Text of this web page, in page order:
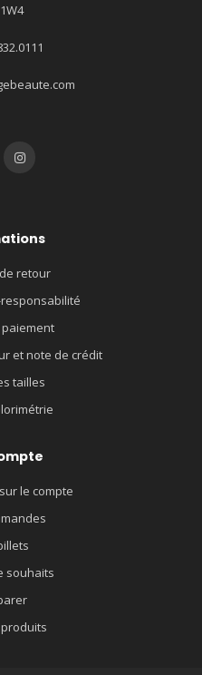
retour
et note de crédit
tailles
le compte
souhaits